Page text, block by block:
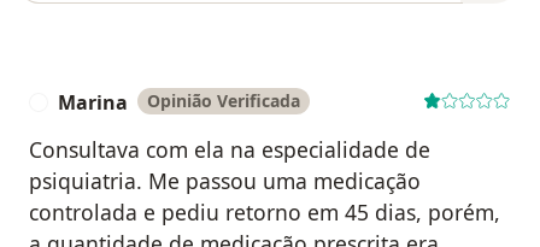
Marina Opinião Verificada
Consultava com ela na especialidade de
psiquiatria. Me passou uma medicação
controlada e pediu retorno em 45 dias, porém,